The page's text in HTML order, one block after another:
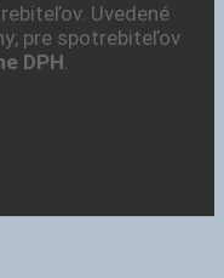
Uvedené
pre spotrebiteľov
DPH.